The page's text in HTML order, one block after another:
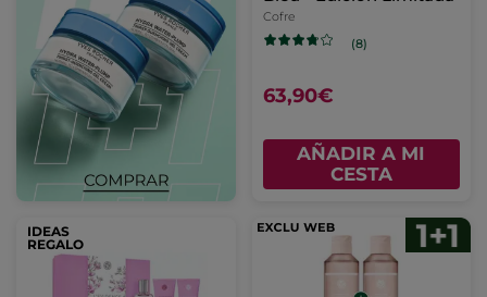
Cofre
(8)
63,90€
AÑADIR A MI
CESTA
IDEAS
REGALO